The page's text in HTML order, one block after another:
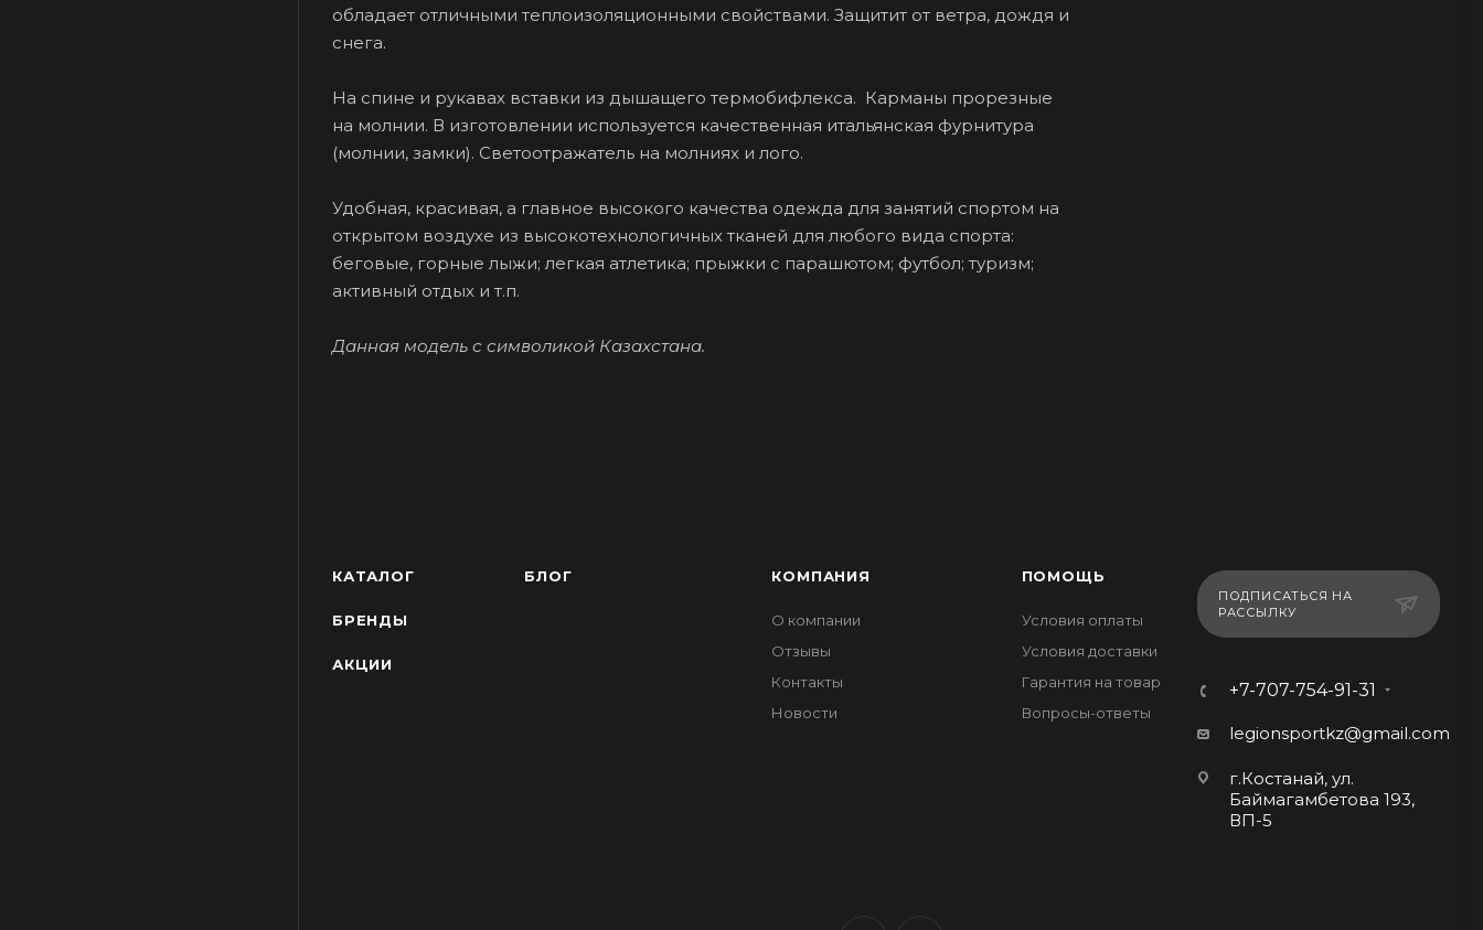
обладает отличными теплоизоляционными свойствами. Защитит от ветра, дождя и
снега.
На спине и рукавах вставки из дышащего термобифлекса. Карманы прорезные
на молнии. В изготовлении используется качественная итальянская фурнитура
(молнии, замки). Светоотражатель на молниях и лого.
Удобная, красивая, а главное высокого качества одежда для занятий спортом на
открытом воздухе из высокотехнологичных тканей для любого вида спорта:
беговые, горные лыжи; легкая атлетика; прыжки с парашютом; футбол; туризм;
активный отдых и т.п.
Данная модель с символикой Казахстана.
КАТАЛОГ
БРЕНДЫ
АКЦИИ
БЛОГ КОМПАНИЯ
О компании
Отзывы
Контакты
Новости
ПОМОЩЬ
Условия оплаты
Условия доставки
Гарантия на товар
Вопросы-ответы
ПОДПИСАТЬСЯ НА
РАССЫЛКУ
+7-707-754-91-31
legionsportkz@gmail.com
г.Костанай, ул.
Баймагамбетова 193,
ВП-5